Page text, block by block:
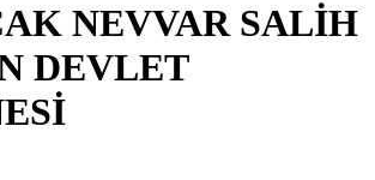
NEVVAR SALİH
DEVLET